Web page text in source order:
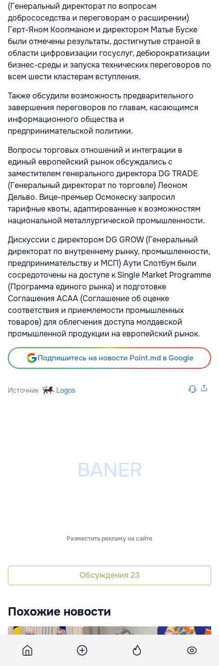
(Генеральный директорат по вопросам
добрососедства и переговорам о расширении)
Герт-Яном Коопманом и директором Матье Буске
были отмечены результаты, достигнутые страной в
области цифровизации госуслуг, дебюрократизации
бизнес-среды и запуска технических переговоров по
всем шести кластерам вступления.
Также обсудили возможность предварительного
завершения переговоров по главам, касающимся
информационного общества и
предпринимательской политики.
Вопросы торговых отношений и интеграции в
единый европейский рынок обсуждались с
заместителем генерального директора DG TRADE
(Генеральный директорат по торговле) Леоном
Дельво. Вице-премьер Осмокеску запросил
тарифные квоты, адаптированные к возможностям
национальной металлургической промышленности.
Дискуссии с директором DG GROW (Генеральный
директорат по внутреннему рынку, промышленности,
предпринимательству и МСП) Аути Слотбум были
сосредоточены на доступе к Single Market Programme
(Программа единого рынка) и подготовке
Соглашения ACAA (Соглашение об оценке
соответствия и приемлемости промышленных
товаров) для облегчения доступа молдавской
промышленной продукции на европейский рынок.
Подпишитесь на новости Point.md в Google
Источник Logos
Разместить рекламу на сайте
Обсуждения 23
Похожие новости